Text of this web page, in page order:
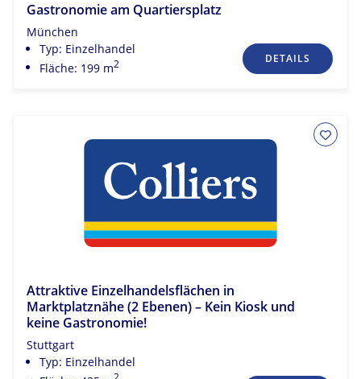
Gastronomie am Quartiersplatz
München
Typ: Einzelhandel
Fläche: 199 m2 DETAILS
Attraktive Einzelhandelsflächen in
Marktplatznähe (2 Ebenen) – Kein Kiosk und
keine Gastronomie!
Stuttgart
Typ: Einzelhandel